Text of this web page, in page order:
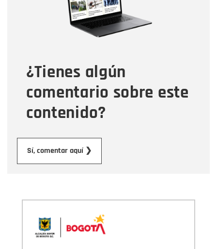
¿Tienes algún
comentario sobre este
contenido?
Sí, comentar aquí ❯
Tipo de comentario
Mensaje